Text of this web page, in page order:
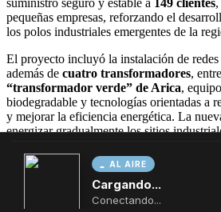
AL AIRE
Cargando...
Conectando...